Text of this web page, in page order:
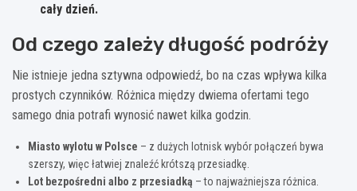
cały dzień.
Od czego zależy długość podróży
Nie istnieje jedna sztywna odpowiedź, bo na czas wpływa kilka
prostych czynników. Różnica między dwiema ofertami tego
samego dnia potrafi wynosić nawet kilka godzin.
Miasto wylotu w Polsce – z dużych lotnisk wybór połączeń bywa
szerszy, więc łatwiej znaleźć krótszą przesiadkę.
Lot bezpośredni albo z przesiadką – to najważniejsza różnica.